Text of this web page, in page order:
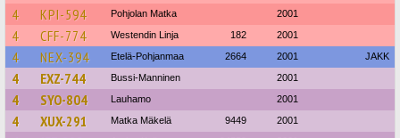
4 KPI-594 Pohjolan Matka 2001
4 CFF-774 Westendin Linja 182 2001
4 NEX-394 Etelä-Pohjanmaa 2664 2001 JAKK
4 EXZ-744 Bussi-Manninen 2001
4 SYO-804 Lauhamo 2001
4 XUX-291 Matka Mäkelä 9449 2001